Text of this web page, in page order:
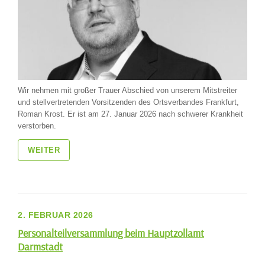
Wir nehmen mit großer Trauer Abschied von unserem Mitstreiter
und stellvertretenden Vorsitzenden des Ortsverbandes Frankfurt,
Roman Krost. Er ist am 27. Januar 2026 nach schwerer Krankheit
verstorben.
WEITER
2. FEBRUAR 2026
Personalteilversammlung beim Hauptzollamt
Darmstadt